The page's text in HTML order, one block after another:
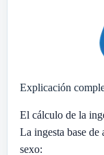
Explicación
El cálculo de la
La ingesta base de
sexo: